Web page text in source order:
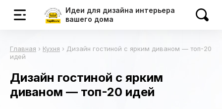
Идеи для дизайна интерьера
вашего дома
Главная › Кухня › Дизайн гостиной с ярким диваном — топ-20
идей
Дизайн гостиной с ярким
диваном — топ-20 идей